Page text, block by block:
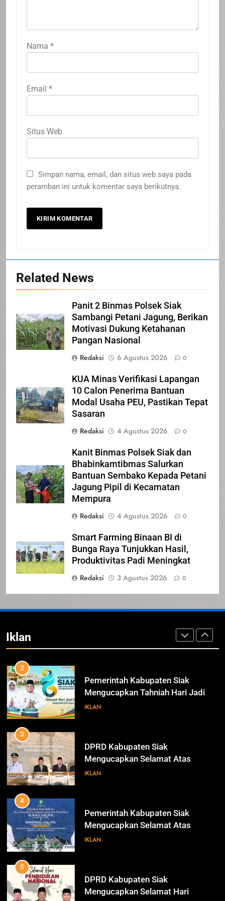
Nama *
Email *
Situs Web
Simpan nama, email, dan situs web saya pada
peramban ini untuk komentar saya berikutnya.
Related News
Panit 2 Binmas Polsek Siak
Sambangi Petani Jagung, Berikan
Motivasi Dukung Ketahanan
Pangan Nasional
Redaksi
6 Agustus 2026 0
KUA Minas Verifikasi Lapangan
10 Calon Penerima Bantuan
Modal Usaha PEU, Pastikan Tepat
Sasaran
Redaksi
4 Agustus 2026 0
Kanit Binmas Polsek Siak dan
Bhabinkamtibmas Salurkan
Bantuan Sembako Kepada Petani
Jagung Pipil di Kecamatan
Mempura
Redaksi
4 Agustus 2026 0
Smart Farming Binaan BI di
Bunga Raya Tunjukkan Hasil,
Produktivitas Padi Meningkat
Redaksi
3 Agustus 2026 0
Iklan
20
Nasional
IKLAN
21
IKLAN
22
NORMAN SILITONGA CALEG
IKLAN
23
NURGARAHA HARPAL NOVTEN,
PROVINSI DKI JAKARTA
1
Pimpinan Beserta Anggota DPRD
Kabupaten Siak Mengucapkan
Pemerintah Kabupaten Siak
Mengucapkan Tahniah Hari Jadi
3
DPRD Kabupaten Siak
Mengucapkan Selamat Atas
Periode 2025-2030
4
Pemerintah Kabupaten Siak
Mengucapkan Selamat Atas
Periode 2025-2030
5
DPRD Kabupaten Siak
Mengucapkan Selamat Hari
6
Sekretaris DPRD Kabupaten Siak